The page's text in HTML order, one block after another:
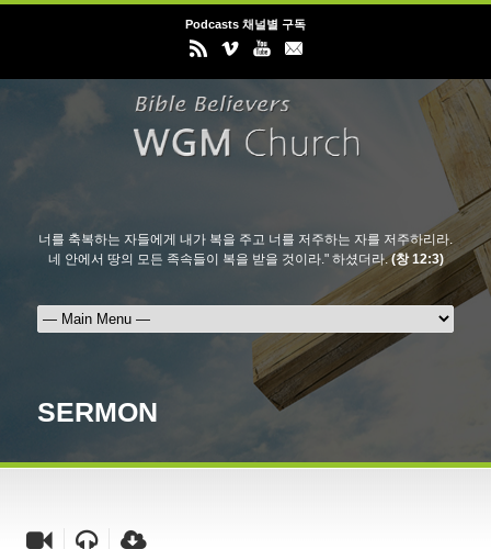
Podcasts 채널별 구독
너를 축복하는 자들에게 내가 복을 주고 너를 저주하는 자를 저주하리라.
네 안에서 땅의 모든 족속들이 복을 받을 것이라." 하셨더라.(창 12:3)
SERMON